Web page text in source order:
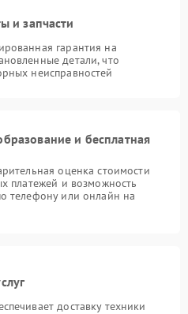
и запчасти
гарантия на
детали, что
неисправностей
и бесплатная
оценка стоимости
платежей и возможность
телефону или онлайн на
доставку техники